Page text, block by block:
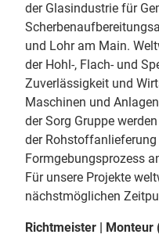
der Glasindustrie für
und Lohr am Main.
der Hohl-, Flach- und
Zuverlässigkeit und
Maschinen und
der Sorg Gruppe
der
Formgebungsprozess
Für unsere Projekte
nächstmöglichen
Richtmeister | Monteur